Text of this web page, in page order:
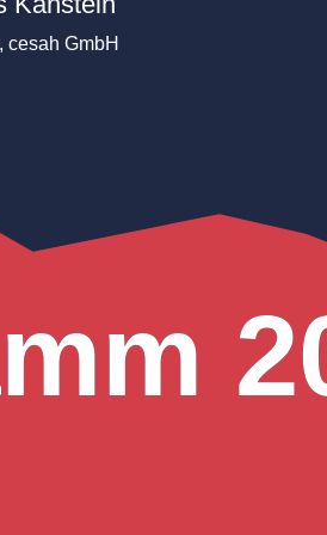
cesah GmbH